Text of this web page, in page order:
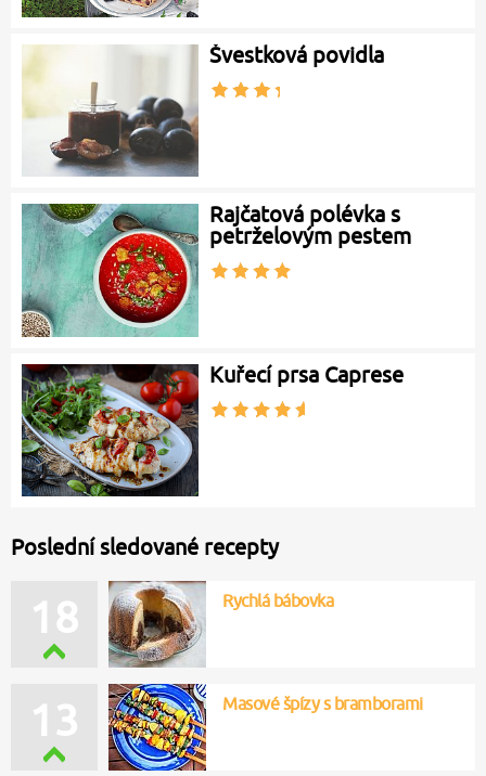
Švestková povidla
Rajčatová polévka s
petrželovým pestem
Kuřecí prsa Caprese
Poslední sledované recepty
18 Rychlá bábovka
13 Masové špízy s bramborami